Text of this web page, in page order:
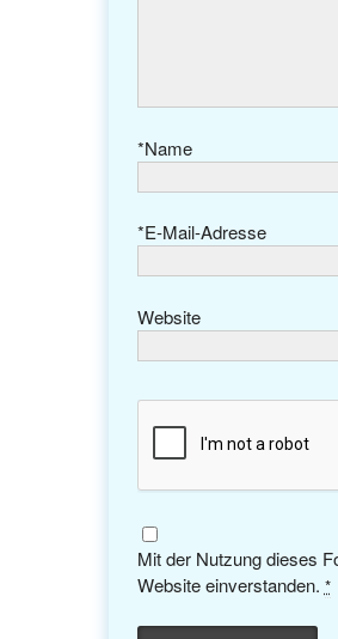
Name
*
E-Mail-Adresse
*
Website
Mit der Nutzung dieses
Website einverstanden. *